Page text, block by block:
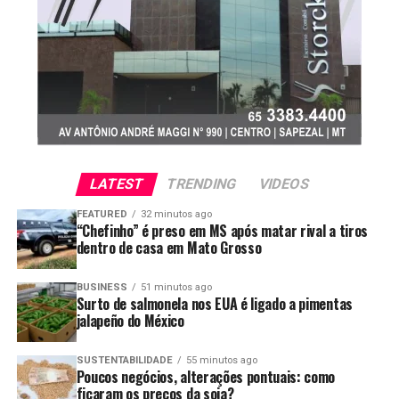
Foto: Pedro Silvestre/Canal Rural Mato Grosso
Crescimento profissional dentro da
fazenda
O ingresso definitivo aconteceu poucos meses depois da
primeira safra, quando surgiu uma vaga fixa na
propriedade. A partir dali, a rotina passou a ser de
LATEST TRENDING VIDEOS
FEATURED 32 minutos ago
“Chefinho” é preso em MS após matar rival a tiros
dentro de casa em Mato Grosso
BUSINESS 51 minutos ago
Surto de salmonela nos EUA é ligado a pimentas
jalapeño do México
SUSTENTABILIDADE 55 minutos ago
Poucos negócios, alterações pontuais: como
ficaram os preços da soja?